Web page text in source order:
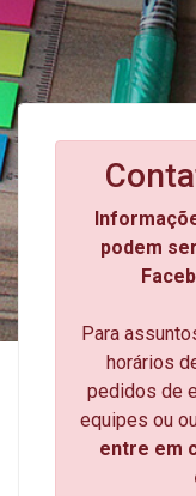
podem
Para
horários
pedidos de
equipes ou
entre em